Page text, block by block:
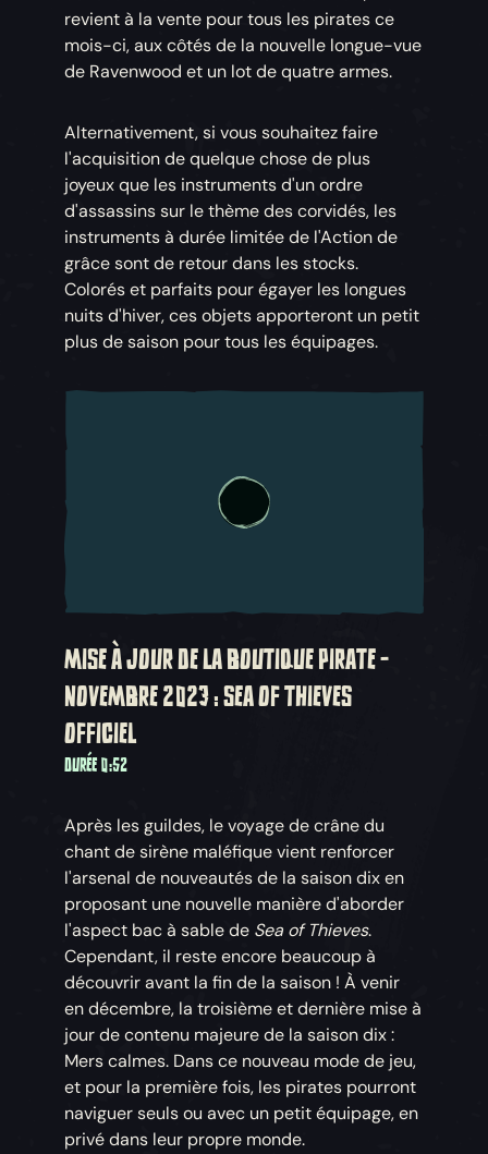
revient à la vente pour tous les pirates ce
mois-ci, aux côtés de la nouvelle longue-vue
de Ravenwood et un lot de quatre armes.
Alternativement, si vous souhaitez faire
l'acquisition de quelque chose de plus
joyeux que les instruments d'un ordre
d'assassins sur le thème des corvidés, les
instruments à durée limitée de l'Action de
grâce sont de retour dans les stocks.
Colorés et parfaits pour égayer les longues
nuits d'hiver, ces objets apporteront un petit
plus de saison pour tous les équipages.
MISE À JOUR DE LA BOUTIQUE PIRATE -
NOVEMBRE 2023 : SEA OF THIEVES
OFFICIEL
DURÉE 0:52
Après les guildes, le voyage de crâne du
chant de sirène maléfique vient renforcer
l'arsenal de nouveautés de la saison dix en
proposant une nouvelle manière d'aborder
l'aspect bac à sable de Sea of Thieves.
Cependant, il reste encore beaucoup à
découvrir avant la fin de la saison ! À venir
en décembre, la troisième et dernière mise à
jour de contenu majeure de la saison dix :
Mers calmes. Dans ce nouveau mode de jeu,
et pour la première fois, les pirates pourront
naviguer seuls ou avec un petit équipage, en
privé dans leur propre monde.